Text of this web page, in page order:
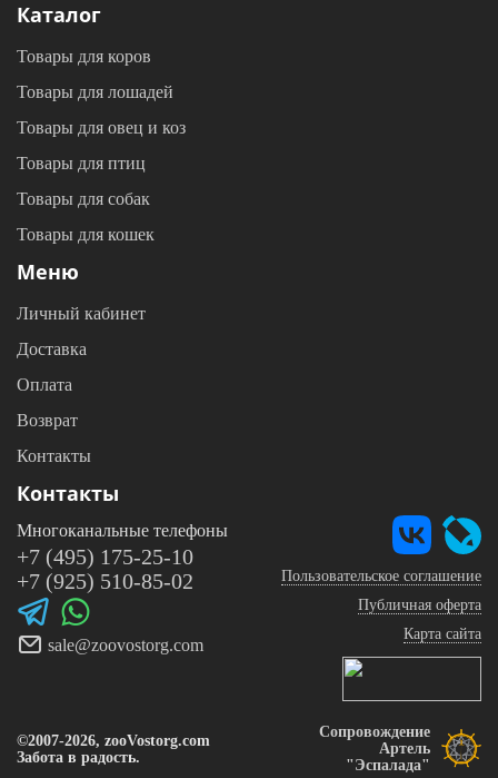
Каталог
Товары для коров
Товары для лошадей
Товары для овец и коз
Товары для птиц
Товары для собак
Товары для кошек
Меню
Личный кабинет
Доставка
Оплата
Возврат
Контакты
Контакты
Многоканальные телефоны
+7 (495) 175-25-10
+7 (925) 510-85-02
sale@zoovostorg.com
Пользовательское соглашение
Публичная оферта
Карта сайта
©2007-2026, zooVostorg.com
Забота в радость.
Сопровождение
Артель
"Эспалада"